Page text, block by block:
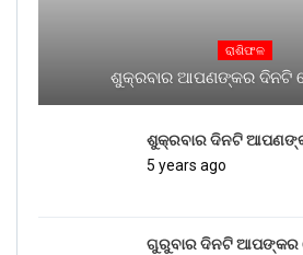
ରାଶିଫଳ
ଶୁକ୍ରବାର ଆପଣଙ୍କର ଦିନଟି
ଶୁକ୍ରବାର ଦିନଟି
5 years ago
ଗୁରୁବାର ଦିନଟି ଆପଙ୍କର